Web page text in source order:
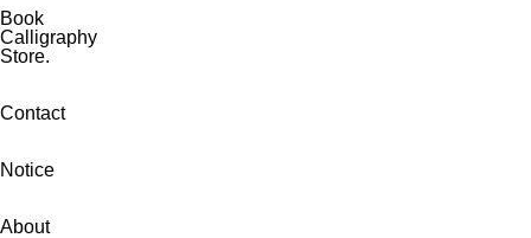
Book
Calligraphy
Store.
Contact
Notice
About